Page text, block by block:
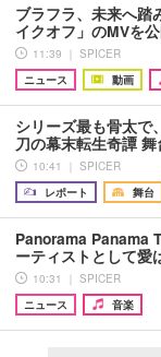
ブラフラ、未来へ踏
イクオフ」のMVを
11:39 ｜ SPICER
ニュース
動画
シリーズ最も骨太
刀の幕末転生奇譚
10:41 ｜ SPICER
レポート
舞台
Panorama Panama
ーティストとして
10:31 ｜ SPICER
ニュース
音楽